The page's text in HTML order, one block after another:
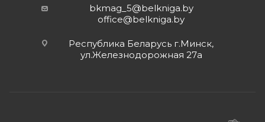
bkmag_5@belkniga.by
office@belkniga.by
Республика Беларусь г.Минск,
ул.Железнодорожная 27а